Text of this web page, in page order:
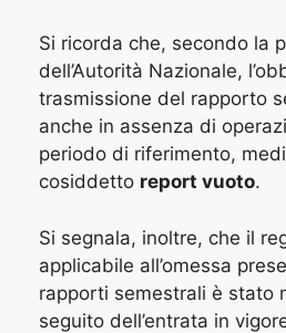
Si ricorda che, secondo la
dell’Autorità Nazionale,
trasmissione del rapporto
anche in assenza di
periodo di riferimento,
cosiddetto report vuoto.
Si segnala, inoltre, che il
applicabile all’omessa
rapporti semestrali è stato
seguito dell’entrata in